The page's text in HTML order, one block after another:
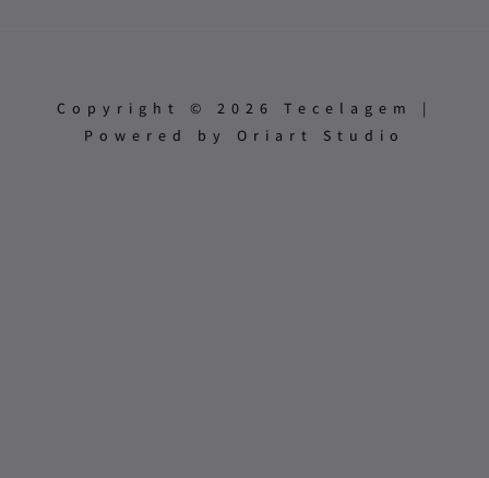
Copyright © 2026 Tecelagem |
Powered by Oriart Studio